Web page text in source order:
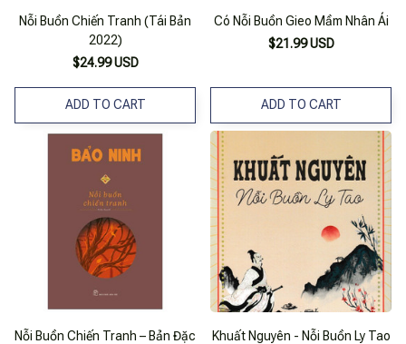
Nỗi Buồn Chiến Tranh (Tái Bản
2022)
$24.99 USD
ADD TO CART
Có Nỗi Buồn Gieo Mầm Nhân Ái
$21.99 USD
ADD TO CART
Nỗi Buồn Chiến Tranh – Bản Đặc
Khuất Nguyên - Nỗi Buồn Ly Tao